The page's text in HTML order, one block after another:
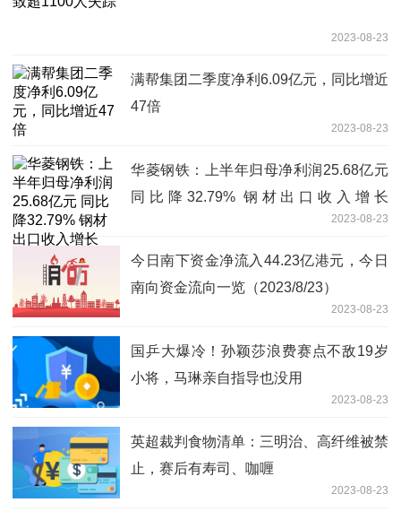
2023-08-23
满帮集团二季度净利6.09亿元，同比增近
47倍
2023-08-23
华菱钢铁：上半年归母净利润25.68亿元
同比降32.79% 钢材出口收入增长
2023-08-23
今日南下资金净流入44.23亿港元，今日
南向资金流向一览（2023/8/23）
2023-08-23
国乒大爆冷！孙颖莎浪费赛点不敌19岁
小将，马琳亲自指导也没用
2023-08-23
英超裁判食物清单：三明治、高纤维被禁
止，赛后有寿司、咖喱
2023-08-23